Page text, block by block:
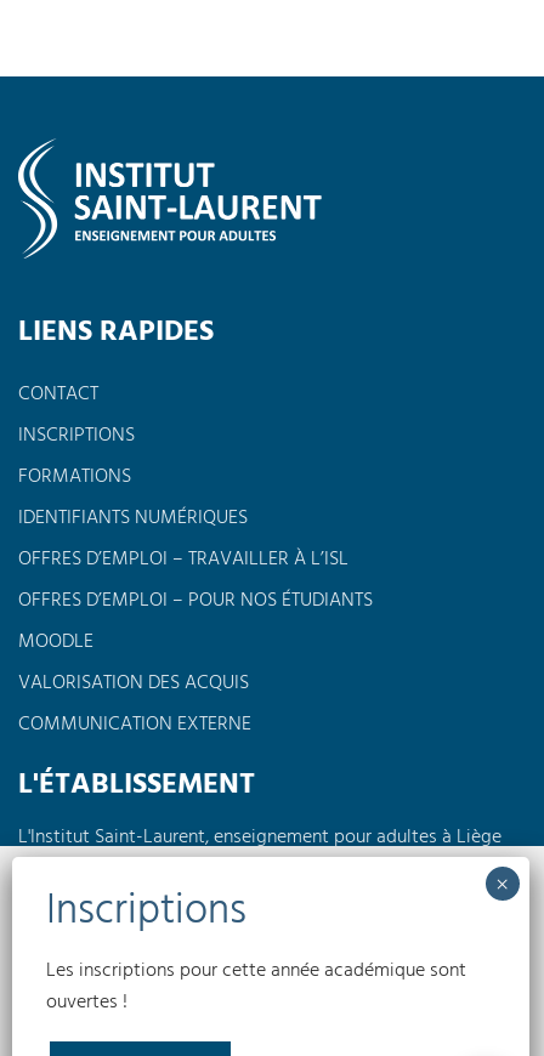
Nous utilisons des cookies pour optimiser notre site web et notre service.
Accepter
LIENS RAPIDES
CONTACT
INSCRIPTIONS
FORMATIONS
IDENTIFIANTS NUMÉRIQUES
OFFRES D’EMPLOI – TRAVAILLER À L’ISL
OFFRES D’EMPLOI – POUR NOS ÉTUDIANTS
MOODLE
VALORISATION DES ACQUIS
COMMUNICATION EXTERNE
L'ÉTABLISSEMENT
L'Institut Saint-Laurent, enseignement pour adultes à Liège
propose des formations à horaires réduits en journée, en
soirée ou encore le week-end dans différents domaines tels
que l'électricité, la pédagogie, l'informatique, les langues,
l'électromécanique...
Conditions générales
Les inscriptions pour cette année académique sont
ouvertes !